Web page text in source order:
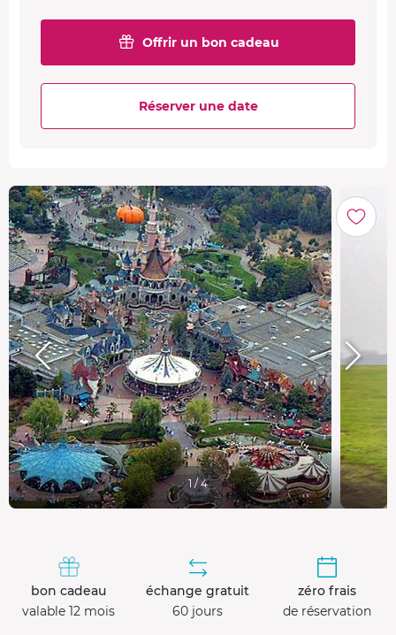
Offrir un bon cadeau
Réserver une date
1 / 4
bon cadeau
valable 12 mois
échange gratuit
60 jours
zéro frais
de réservation